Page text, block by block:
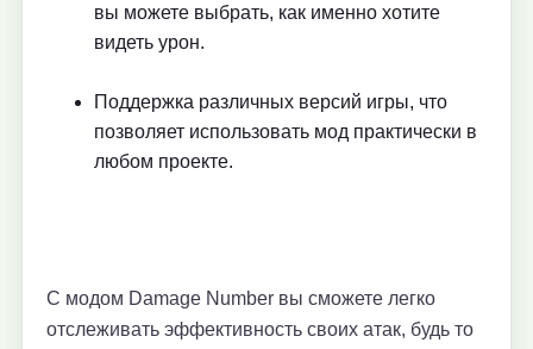
вы можете выбрать, как именно хотите
видеть урон.
Поддержка различных версий игры, что
позволяет использовать мод практически в
любом проекте.
С модом Damage Number вы сможете легко
отслеживать эффективность своих атак, будь то